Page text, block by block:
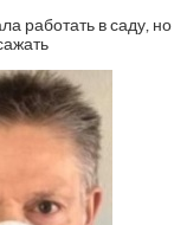
работать в саду, но